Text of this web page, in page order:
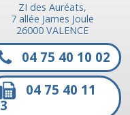
ZI des Auréats,
7 allée James Joule
26000 VALENCE
04 75 40 10 02
04 75 40 11